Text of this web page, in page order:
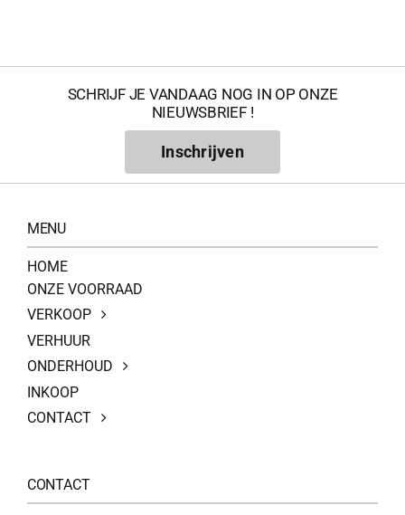
SCHRIJF JE VANDAAG NOG IN OP ONZE
NIEUWSBRIEF !
Inschrijven
MENU
HOME
ONZE VOORRAAD
VERKOOP
VERHUUR
ONDERHOUD
INKOOP
CONTACT
CONTACT